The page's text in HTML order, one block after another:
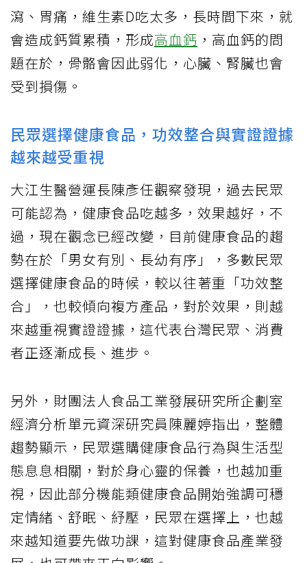
瀉、胃痛，維生素D吃太多，長時間下來，就
會造成鈣質累積，形成高血鈣 ，高血鈣的問
題在於，骨骼會因此弱化，心臟、腎臟也會
受到損傷。
民眾選擇健康食品，功效整合與實證證據
越來越受重視
大江生醫營運長陳彥任觀察發現，過去民眾
可能認為，健康食品吃越多，效果越好，不
過，現在觀念已經改變，目前健康食品的趨
勢在於「男女有別、長幼有序」，多數民眾
選擇健康食品的時候，較以往著重「功效整
合」，也較傾向複方產品，對於效果，則越
來越重視實證證據，這代表台灣民眾、消費
者正逐漸成長、進步。
另外，財團法人食品工業發展研究所企劃室
經濟分析單元資深研究員陳麗婷指出，整體
趨勢顯示，民眾選購健康食品行為與生活型
態息息相關，對於身心靈的保養，也越加重
視，因此部分機能類健康食品開始強調可穩
定情緒、舒眠、紓壓，民眾在選擇上，也越
來越知道要先做功課，這對健康食品產業發